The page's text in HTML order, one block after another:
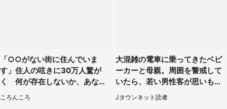
「○○がない街に住んでいま
す」住人の呟きに30万人驚が
く 何が存在しないか、あなた
ころんころ
大混雑の電車に乗ってきたベビ
ーカーと母親。周囲を警戒して
いたら、若い男性客が思いもよ
らぬ行動に（東京都・50代女
性）
Jタウンネット読者